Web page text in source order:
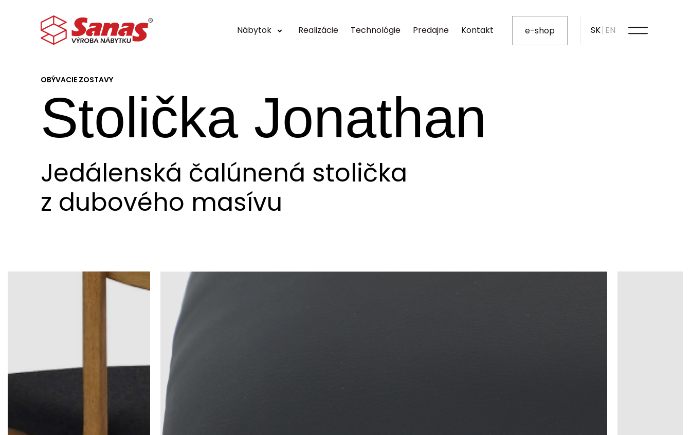
Nábytok Realizácie Technológie Predajne Kontakt e-shop SK EN
OBÝVACIE ZOSTAVY
Stolička Jonathan
Jedálenská čalúnená stolička
z dubového masívu